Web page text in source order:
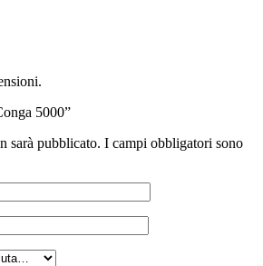
5000”
sarà pubblicato. I campi obbligatori sono